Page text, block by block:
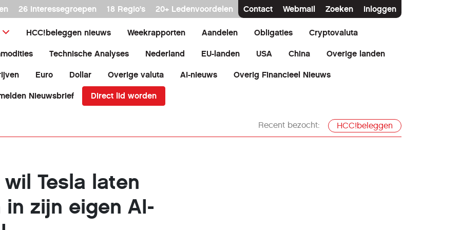
26 interessegroepen 18 Regio's 20+ Ledenvoordelen Contact Webmail Zoeken Inloggen
HCC!beleggen nieuws Weekrapporten Aandelen Obligaties Cryptovaluta
Technische Analyses Nederland EU-landen USA China Overige landen
Euro Dollar Overige valuta AI-nieuws Overig Financieel Nieuws
Nieuwsbrief Direct lid worden
Recent bezocht: HCC!beleggen
Tesla laten
in zijn eigen AI-